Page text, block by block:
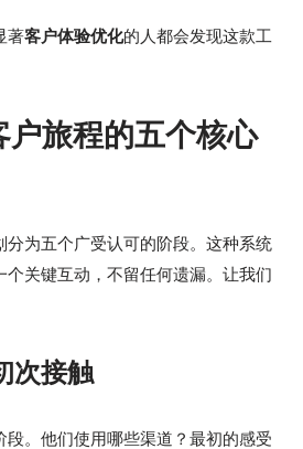
著客户体验优化的人都会发现这款工
户旅程的五个核心
分为五个广受认可的阶段。这种系统
个关键互动，不留任何遗漏。让我们
次接触
段。他们使用哪些渠道？最初的感受